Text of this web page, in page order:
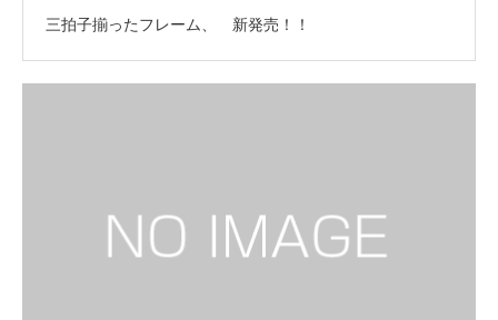
三拍子揃ったフレーム、 新発売！！